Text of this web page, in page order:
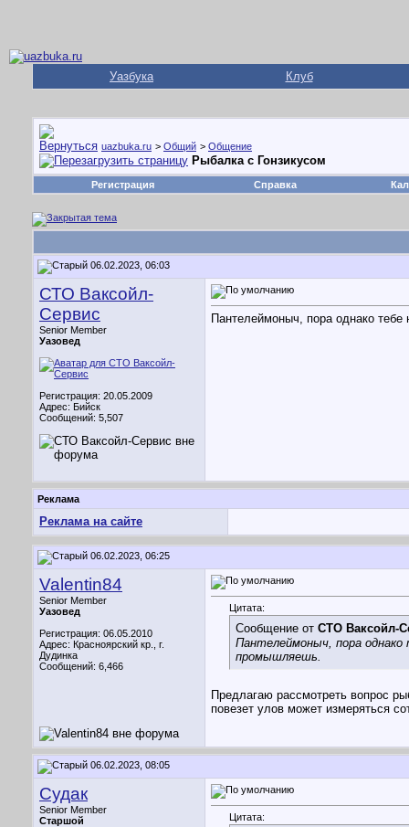
Уазбука Клуб
uazbuka.ru > Общий > Общение
Рыбалка с Гонзикусом
Регистрация Справка
06.02.2023, 06:03
СТО Ваксойл-
Сервис
Senior Member
Уазовед
Регистрация: 20.05.2009
Адрес: Бийск
Сообщений: 5,507
Пантелеймоныч, пора однако
Реклама
Реклама на сайте
06.02.2023, 06:25
Valentin84
Senior Member
Уазовед
Регистрация: 06.05.2010
Адрес: Красноярский кр., г.
Дудинка
Сообщений: 6,466
Цитата:
Сообщение от СТО Ваксойл-
Пантелеймоныч, пора однако
промышляешь.
Предлагаю рассмотреть вопрос
повезет улов может измеряться
06.02.2023, 08:05
Судак
Senior Member
Старшой
Цитата: